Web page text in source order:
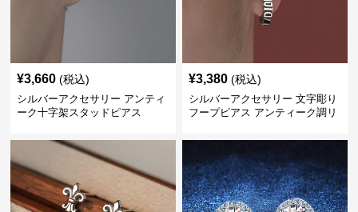
¥3,660 (税込)
シルバーアクセサリー アンティ
ーク十字架スタッドピアス
¥3,380 (税込)
シルバーアクセサリー 文字彫り
フープピアス アンティーク調リ